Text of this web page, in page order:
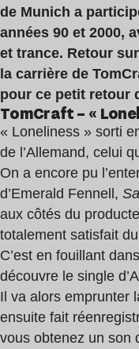
de Munich a
années 90 et 2000,
et trance. Retour
la carrière de
pour ce petit retour
TomCraft – «
« Loneliness » sorti
de l’Allemand, celui
On a encore pu
d’Emerald Fennell,
aux côtés du
totalement satisfait
C’est en fouillant
découvre le single
Il va alors emprunter
ensuite fait
vous obtenez un son